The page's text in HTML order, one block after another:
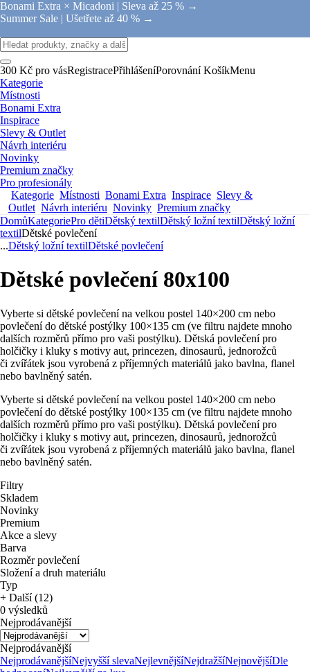
Bonami Extra × Micadoni | Sleva až 25 % →
Summer Sale | Ušetřete až 40 % →
300 Kč pro vásRegistracePřihlášeníPorovnání KošíkMenu
Kategorie
Místnosti
Bonami Extra
Inspirace
Slevy & Outlet
Návrh interiéru
Novinky
Premium značky
Pro profesionály
Kategorie Místnosti Bonami Extra Inspirace Slevy &
Outlet Návrh interiéru Novinky Premium značky
DomůKategoriePro dětiDětský textilDětský ložní textilDětský ložní
textilDětské povlečení
...Dětský ložní textilDětské povlečení
Dětské povlečení 80x100
Vyberte si dětské povlečení na velkou postel 140×200 cm nebo
povlečení do dětské postýlky 100×135 cm (ve filtru najdete mnoho
dalších rozměrů přímo pro vaši postýlku). Dětská povlečení pro
holčičky i kluky s motivy aut, princezen, dinosaurů, jednorožců
či zvířátek jsou vyrobená z příjemných materiálů jako bavlna, flanel
nebo bavlněný satén.
Vyberte si dětské povlečení na velkou postel 140×200 cm nebo
povlečení do dětské postýlky 100×135 cm (ve filtru najdete mnoho
dalších rozměrů přímo pro vaši postýlku). Dětská povlečení pro
holčičky i kluky s motivy aut, princezen, dinosaurů, jednorožců
či zvířátek jsou vyrobená z příjemných materiálů jako bavlna, flanel
nebo bavlněný satén.
Filtry
Skladem
Novinky
Premium
Akce a slevy
Barva
Rozměr povlečení
Složení a druh materiálu
Typ
+ Další (12)
0 výsledků
Nejprodávanější
Nejprodávanější
NejprodávanějšíNejvyšší slevaNejlevnějšíNejdražšíNejnovějšíDle